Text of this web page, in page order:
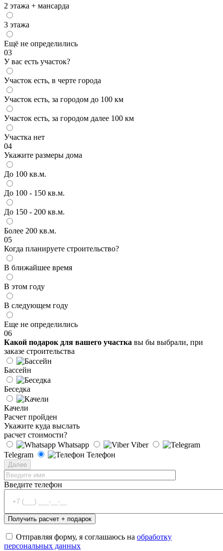
2 этажа + мансарда
3 этажа
Ещё не определились
03
У вас есть участок?
Участок есть, в черте города
Участок есть, за городом до 100 км
Участок есть, за городом далее 100 км
Участка нет
04
Укажите размеры дома
До 100 кв.м.
До 100 - 150 кв.м.
До 150 - 200 кв.м.
Более 200 кв.м.
05
Когда планируете строительство?
В ближайшее время
В этом году
В следующем году
Еще не определились
06
Какой подарок для вашего участка вы бы выбрали, при
заказе строительства
Бассейн
Беседка
Качели
Расчет пройден
Укажите куда выслать
расчет стоимости?
Whatsapp
Viber
Telegram
Телефон
Далее
Введите телефон
Отправляя форму, я соглашаюсь на обработку
персональных данных